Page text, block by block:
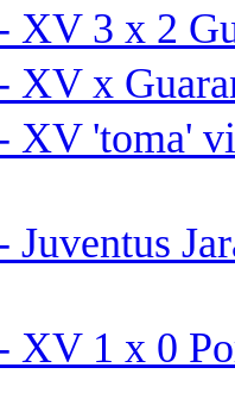
XV 3 x 2
XV x
XV 'toma'
Juventus
XV 1 x 0